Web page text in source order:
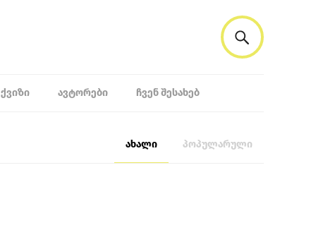
ᲥᲕᲘᲖᲘ ᲐᲕᲢᲝᲠᲔᲑᲘ ᲩᲕᲔᲜ ᲨᲔᲡᲐᲮᲔᲑ
ახალი პოპულარული